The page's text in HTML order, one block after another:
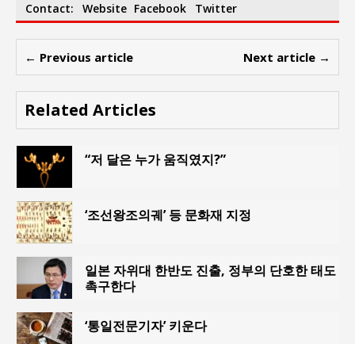
Contact:
Website Facebook Twitter
← Previous article Next article →
Related Articles
“저 달은 누가 움직였지?”
‘조선왕조의궤’ 등 문화재 지정
일본 자위대 한반도 진출, 정부의 단호한 태도
촉구한다
‘통일전문기자’ 키운다